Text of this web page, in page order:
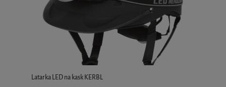
Latarka LED na kask KERBL